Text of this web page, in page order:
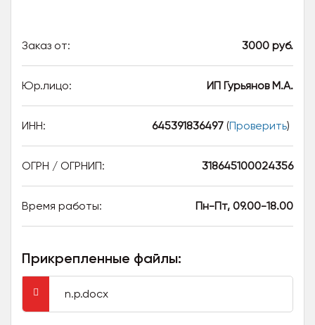
Заказ от: 3000 руб.
Юр.лицо: ИП Гурьянов М.А.
ИНН: 645391836497 (Проверить)
ОГРН / ОГРНИП: 318645100024356
Время работы: Пн-Пт, 09.00-18.00
Прикрепленные файлы:
n.p.docx